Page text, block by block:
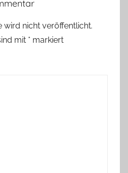
wird nicht veröffentlicht.
mit * markiert